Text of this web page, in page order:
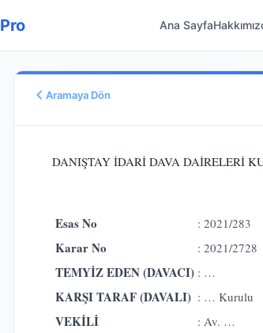
Pro Ana Sayfa
Aramaya Dön
01.12.2021
Karar Sonucu
ONANMASINA
İdare Hukuku
DANIŞTAY İDARİ DAVA
Esas No : 2021/283
Karar No : 2021/2728
TEMYİZ EDEN (DAVACI) : …
KARŞI TARAF (DAVALI) : … Kurulu
VEKİLİ
: Av. …